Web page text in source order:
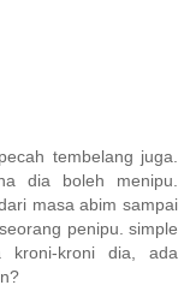
tembelang juga.
dia boleh menipu.
masa abim sampai
penipu. simple
kroni-kroni dia, ada